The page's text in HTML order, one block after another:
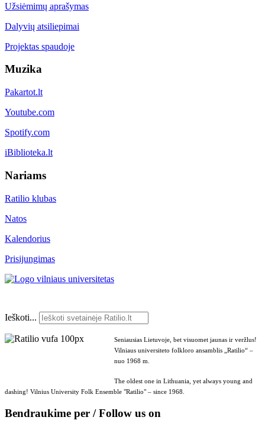
Užsiėmimų aprašymas
Dalyvių atsiliepimai
Projektas spaudoje
Muzika
Pakartot.lt
Youtube.com
Spotify.com
iBiblioteka.lt
Nariams
Ratilio klubas
Natos
Kalendorius
Prisijungimas
Ieškoti...
Seniausias Lietuvoje, bet visuomet jaunas ir veržlus!
Vilniaus universiteto folkloro ansamblis „Ratilio“ –
nuo 1968 m.
The oldest one in Lithuania, yet always young and
dashing! Vilnius University Folk Ensemble "Ratilio" – since 1968.
Bendraukime per / Follow us on